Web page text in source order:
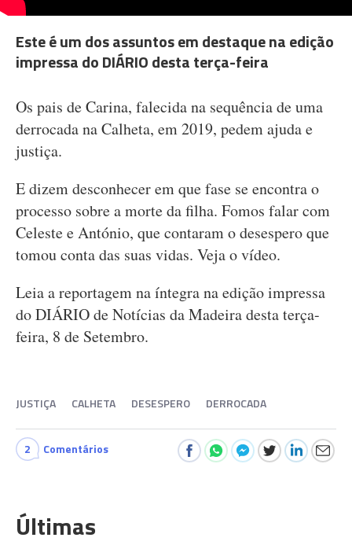
Este é um dos assuntos em destaque na edição
impressa do DIÁRIO desta terça-feira
Os pais de Carina, falecida na sequência de uma
derrocada na Calheta, em 2019, pedem ajuda e
justiça.
E dizem desconhecer em que fase se encontra o
processo sobre a morte da filha. Fomos falar com
Celeste e António, que contaram o desespero que
tomou conta das suas vidas. Veja o vídeo.
Leia a reportagem na íntegra na edição impressa
do DIÁRIO de Notícias da Madeira desta terça-
feira, 8 de Setembro.
JUSTIÇA CALHETA DESESPERO DERROCADA
2 Comentários
Últimas